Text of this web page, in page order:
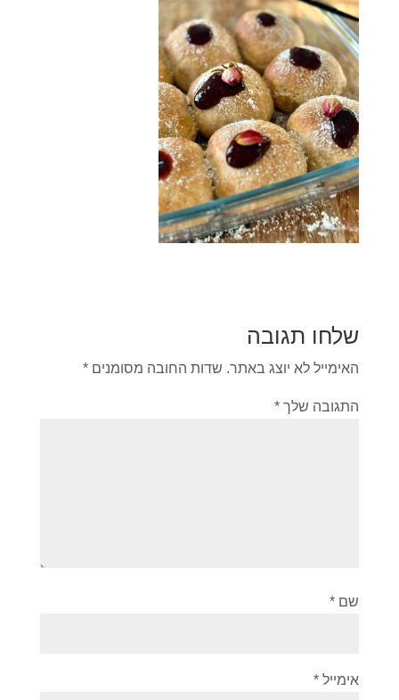
שלחו תגובה
האימייל לא יוצג באתר. שדות החובה מסומנים *
התגובה שלך *
שם *
אימייל *